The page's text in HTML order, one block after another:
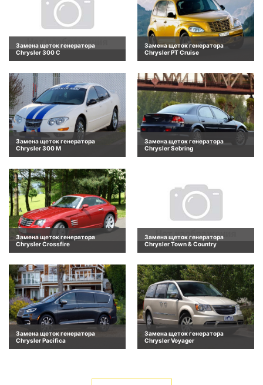
Замена щеток генератора
Chrysler 300 C
Замена щеток генератора
Chrysler PT Cruise
Замена щеток генератора
Chrysler 300 M
Замена щеток генератора
Chrysler Sebring
Замена щеток генератора
Chrysler Crossfire
Замена щеток генератора
Chrysler Town & Country
Замена щеток генератора
Chrysler Pacifica
Замена щеток генератора
Chrysler Voyager